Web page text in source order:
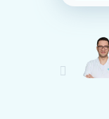
Нужно ли
имплантов?
Обзор
которыми
Тюнинг
ТРГ и
Smile VR и
результата